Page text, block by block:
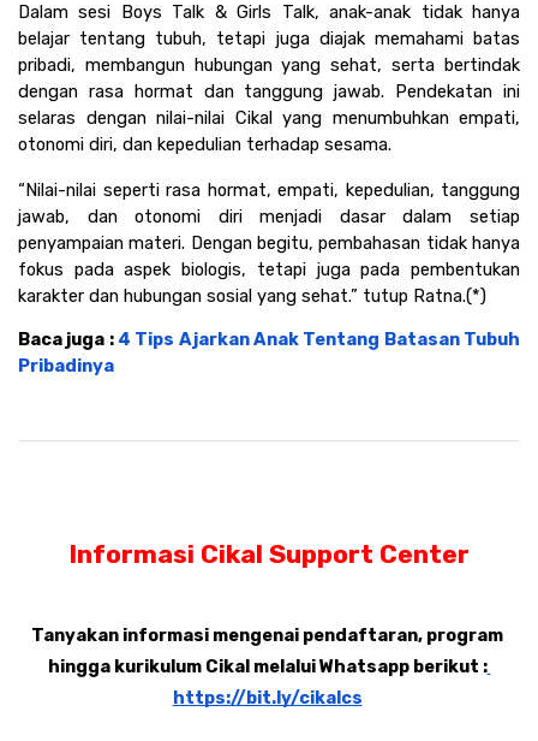
Dalam sesi Boys Talk & Girls Talk, anak-anak tidak hanya
belajar tentang tubuh, tetapi juga diajak memahami batas
pribadi, membangun hubungan yang sehat, serta bertindak
dengan rasa hormat dan tanggung jawab. Pendekatan ini
selaras dengan nilai-nilai Cikal yang menumbuhkan empati,
otonomi diri, dan kepedulian terhadap sesama.
“Nilai-nilai seperti rasa hormat, empati, kepedulian, tanggung
jawab, dan otonomi diri menjadi dasar dalam setiap
penyampaian materi. Dengan begitu, pembahasan tidak hanya
fokus pada aspek biologis, tetapi juga pada pembentukan
karakter dan hubungan sosial yang sehat.” tutup Ratna.(*)
Baca juga : 4 Tips Ajarkan Anak Tentang Batasan Tubuh
Pribadinya
Informasi Cikal Support Center
Tanyakan informasi mengenai pendaftaran, program
hingga kurikulum Cikal melalui Whatsapp berikut :
https://bit.ly/cikalcs